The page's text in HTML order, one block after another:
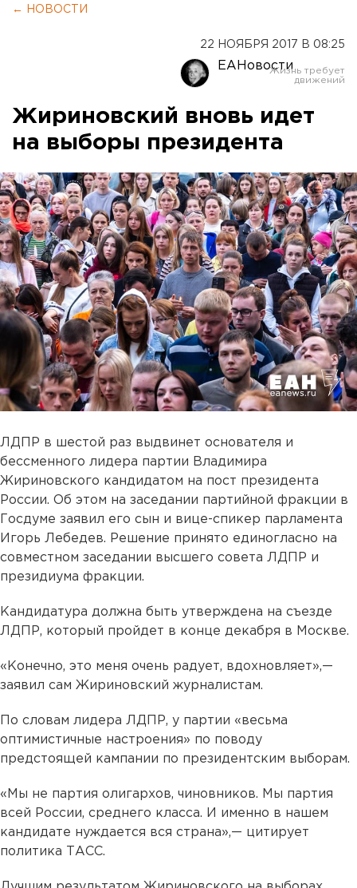
← НОВОСТИ
22 НОЯБРЯ 2017 В 08:25
ЕАНовости
Жириновский вновь идет
на выборы президента
ЛДПР в шестой раз выдвинет основателя и
бессменного лидера партии Владимира
Жириновского кандидатом на пост президента
России. Об этом на заседании партийной фракции в
Госдуме заявил его сын и вице-спикер парламента
Игорь Лебедев. Решение принято единогласно на
совместном заседании высшего совета ЛДПР и
президиума фракции.
Кандидатура должна быть утверждена на съезде
ЛДПР, который пройдет в конце декабря в Москве.
«Конечно, это меня очень радует, вдохновляет»,—
заявил сам Жириновский журналистам.
По словам лидера ЛДПР, у партии «весьма
оптимистичные настроения» по поводу
предстоящей кампании по президентским выборам.
«Мы не партия олигархов, чиновников. Мы партия
всей России, среднего класса. И именно в нашем
кандидате нуждается вся страна»,— цитирует
политика ТАСС.